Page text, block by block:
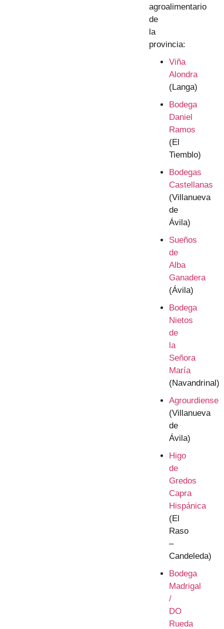
agroalimentario
de
la
provincia:
Viña
Alondra
(Langa)
Bodega
Daniel
Ramos
(El
Tiemblo)
Bodegas
Castellanas
(Villanueva
de
Ávila)
Sueños
de
Alba
Ganadera
(Ávila)
Bodega
Nietos
de
la
Señora
María
(Navandrinal)
Agrourdiense
(Villanueva
de
Ávila)
Higo
de
Gredos
Capra
Hispánica
(El
Raso
–
Candeleda)
Bodega
Madrigal
/
DO
Rueda